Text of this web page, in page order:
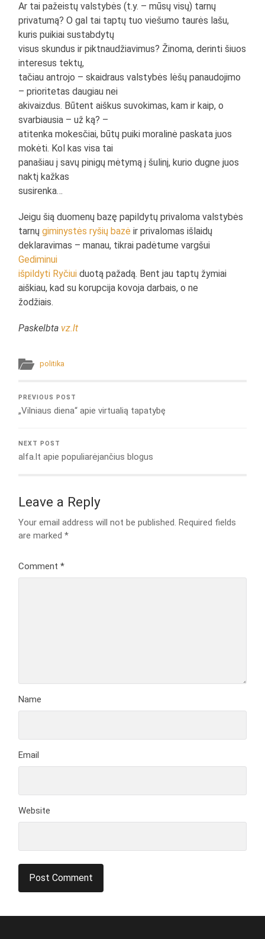
Ar tai pažeistų valstybės (t.y. – mūsų visų) tarnų
privatumą? O gal tai taptų tuo viešumo taurės lašu,
kuris puikiai sustabdytų
visus skundus ir piktnaudžiavimus? Žinoma, derinti šiuos
interesus tektų,
tačiau antrojo – skaidraus valstybės lėšų panaudojimo
– prioritetas daugiau nei
akivaizdus. Būtent aiškus suvokimas, kam ir kaip, o
svarbiausia – už ką? –
atitenka mokesčiai, būtų puiki moralinė paskata juos
mokėti. Kol kas visa tai
panašiau į savų pinigų mėtymą į šulinį, kurio dugne juos
naktį kažkas
susirenka…
Jeigu šią duomenų bazę papildytų privaloma valstybės
tarnųgiminystės ryšių bazė ir privalomas išlaidų
deklaravimas – manau, tikrai padėtume vargšui
Gediminui
išpildyti Ryčiui duotą pažadą. Bent jau taptų žymiai
aiškiau, kad su korupcija kovoja darbais, o ne
žodžiais.
Paskelbta vz.lt
politika
PREVIOUS POST
„Vilniaus diena“ apie virtualią tapatybę
NEXT POST
alfa.lt apie populiarėjančius blogus
Leave a Reply
Your email address will not be published. Required fields
are marked*
Comment*
Name
Email
Website